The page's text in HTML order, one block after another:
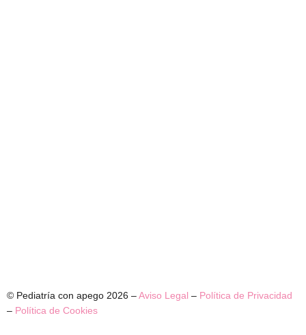
© Pediatría con apego 2026 – Aviso Legal – Política de Privacidad
– Política de Cookies